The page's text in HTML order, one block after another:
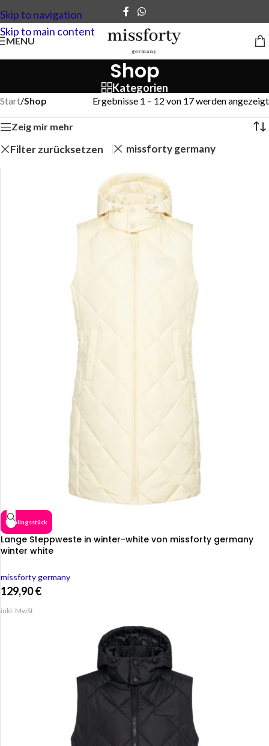
Skip to navigation
Skip to main content
MENU
Shop
Kategorien
Start/Shop Ergebnisse 13 – 17 von 17 werden angezeigt
Zeig mir mehr
Filter zurücksetzen missforty germany
Lieblingsstück
Lange Steppweste in winter-white von missforty germany
winter white
missforty germany
129,90€
inkl. MwSt.